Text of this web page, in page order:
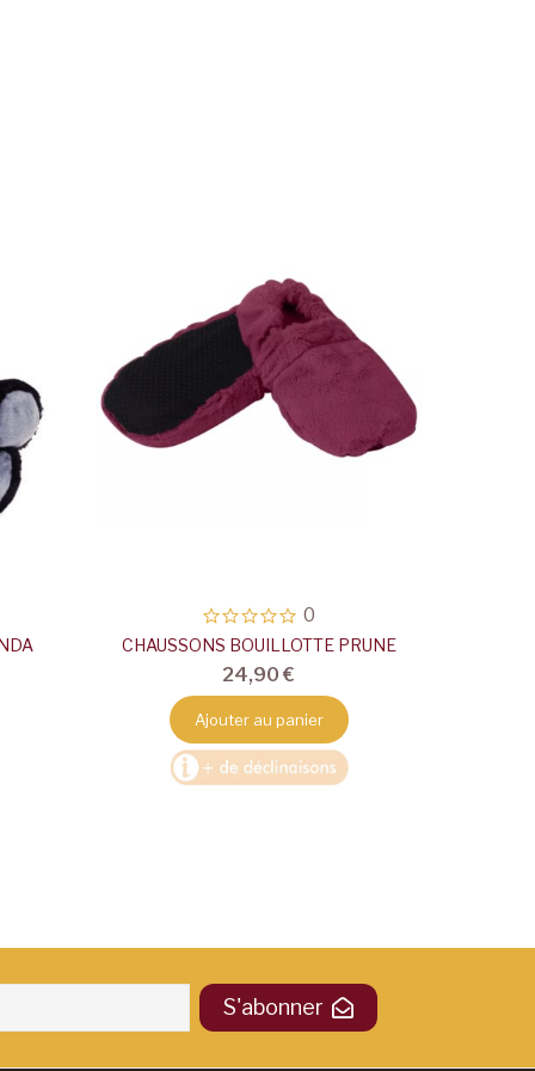
0
CHAUSSONS BOUILLOTTE PRUNE
24,90 €
Ajouter au panier
S'abonner